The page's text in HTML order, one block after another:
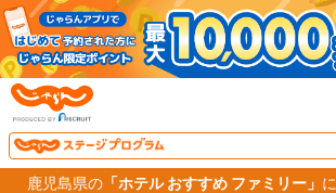
鹿児島県の 「ホテル おすすめ ファミリー」